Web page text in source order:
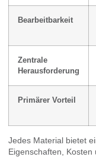
Bearbeitbarkeit
Zentrale
Herausforderung
Primärer Vorteil
Jedes Material bietet
Eigenschaften, Kosten